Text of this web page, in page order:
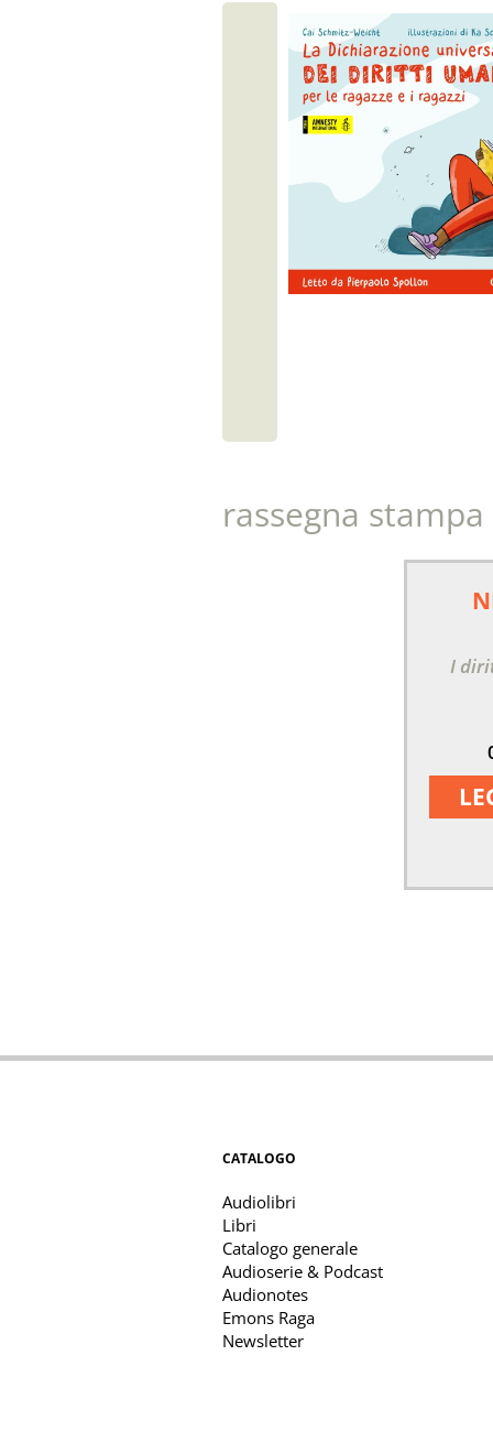
rassegna stampa
I
CATALOGO
Audiolibri
Libri
Catalogo generale
Audioserie & Podcast
Audionotes
Emons Raga
Newsletter